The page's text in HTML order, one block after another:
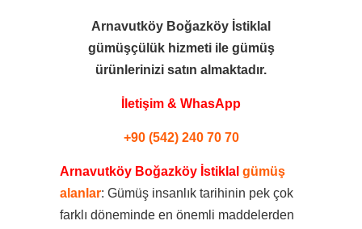
Arnavutköy Boğazköy İstiklal
gümüşçülük hizmeti ile gümüş
ürünlerinizi satın almaktadır.
İletişim & WhasApp
+90 (542) 240 70 70
Arnavutköy Boğazköy İstiklal gümüş
alanlar: Gümüş insanlık tarihinin pek çok
farklı döneminde en önemli maddelerden